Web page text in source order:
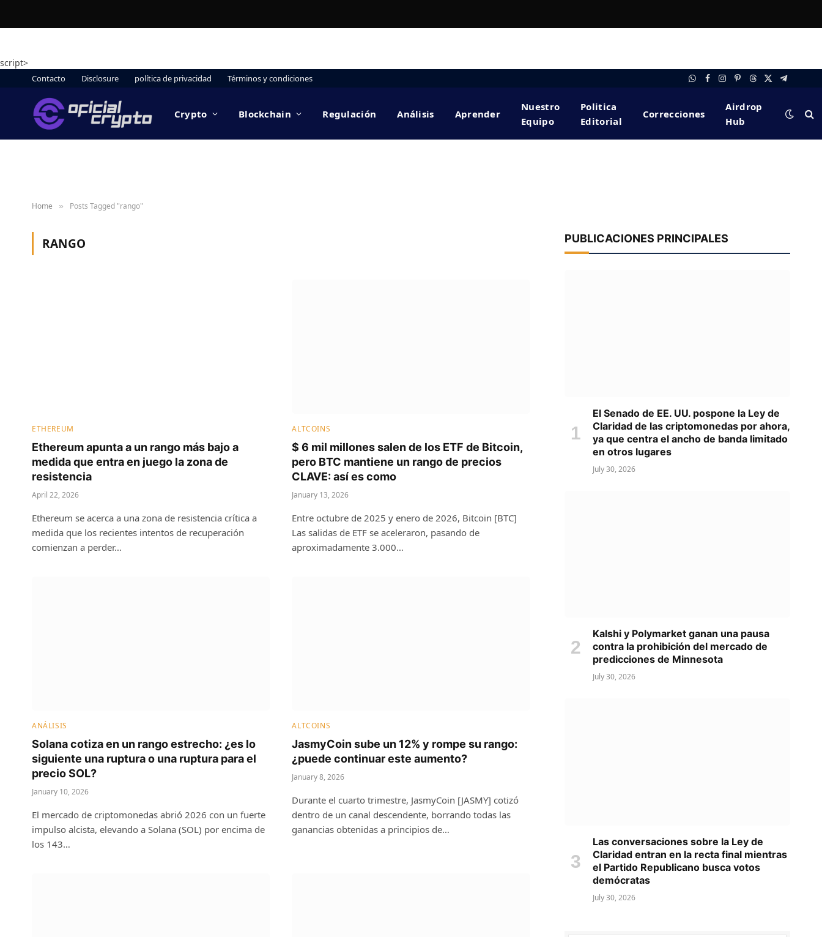
script>
Contacto Disclosure política de privacidad Términos y condiciones WhatsApp
FacebookInstagram
Pinterest
Threads
X
Telegram
Crypto Blockchain Regulación Análisis Aprender
Nuestro
Equipo
Politica
Editorial
Correcciones
Airdrop
Hub
Home » Posts Tagged "rango"
RANGO
ETHEREUM
Ethereum apunta a un rango más bajo a
medida que entra en juego la zona de
resistencia
April 22, 2026
Ethereum se acerca a una zona de resistencia crítica a
medida que los recientes intentos de recuperación
comienzan a perder…
ALTCOINS
$ 6 mil millones salen de los ETF de Bitcoin,
pero BTC mantiene un rango de precios
CLAVE: así es como
January 13, 2026
Entre octubre de 2025 y enero de 2026, Bitcoin [BTC]
Las salidas de ETF se aceleraron, pasando de
aproximadamente 3.000…
ANÁLISIS
Solana cotiza en un rango estrecho: ¿es lo
siguiente una ruptura o una ruptura para el
precio SOL?
January 10, 2026
El mercado de criptomonedas abrió 2026 con un fuerte
impulso alcista, elevando a Solana (SOL) por encima de
los 143…
ALTCOINS
JasmyCoin sube un 12% y rompe su rango:
¿puede continuar este aumento?
January 8, 2026
Durante el cuarto trimestre, JasmyCoin [JASMY] cotizó
dentro de un canal descendente, borrando todas las
ganancias obtenidas a principios de…
PUBLICACIONES PRINCIPALES
El Senado de EE. UU. pospone la Ley de
Claridad de las criptomonedas por ahora,
ya que centra el ancho de banda limitado
en otros lugares
July 30, 2026
Kalshi y Polymarket ganan una pausa
contra la prohibición del mercado de
predicciones de Minnesota
July 30, 2026
Las conversaciones sobre la Ley de
Claridad entran en la recta final mientras
el Partido Republicano busca votos
demócratas
July 30, 2026